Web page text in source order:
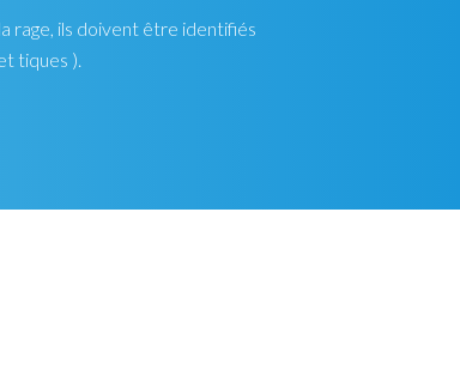
rage, ils doivent être identifiés
tiques ).